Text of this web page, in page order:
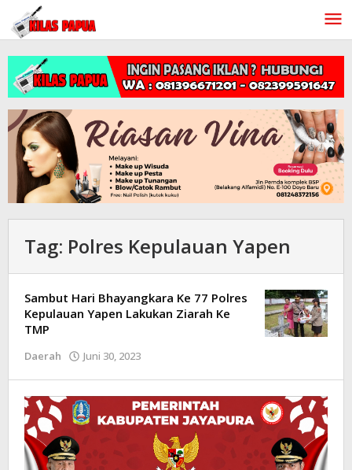
Lewati
konten
Tag: Polres Kepulauan Yapen
Sambut Hari Bhayangkara Ke 77 Polres
Kepulauan Yapen Lakukan Ziarah Ke
TMP
Daerah Juni 30, 2023